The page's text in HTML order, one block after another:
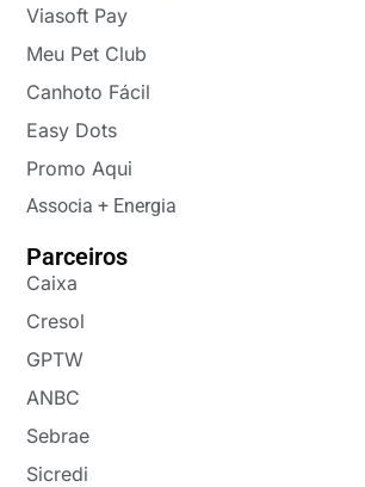
Viasoft Pay
Meu Pet Club
Canhoto Fácil
Easy Dots
Promo Aqui
Associa + Energia
Parceiros
Caixa
Cresol
GPTW
ANBC
Sebrae
Sicredi